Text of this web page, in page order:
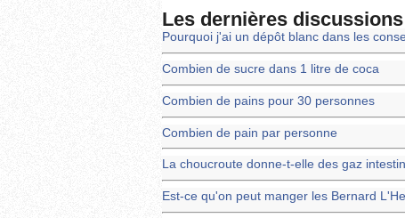
Les dernières
Pourquoi j'ai un dépôt blanc dans les
Combien de sucre dans 1 litre de coca
Combien de pains pour 30 personnes
Combien de pain par personne
La choucroute donne-t-elle des gaz
Est-ce qu'on peut manger les Bernard